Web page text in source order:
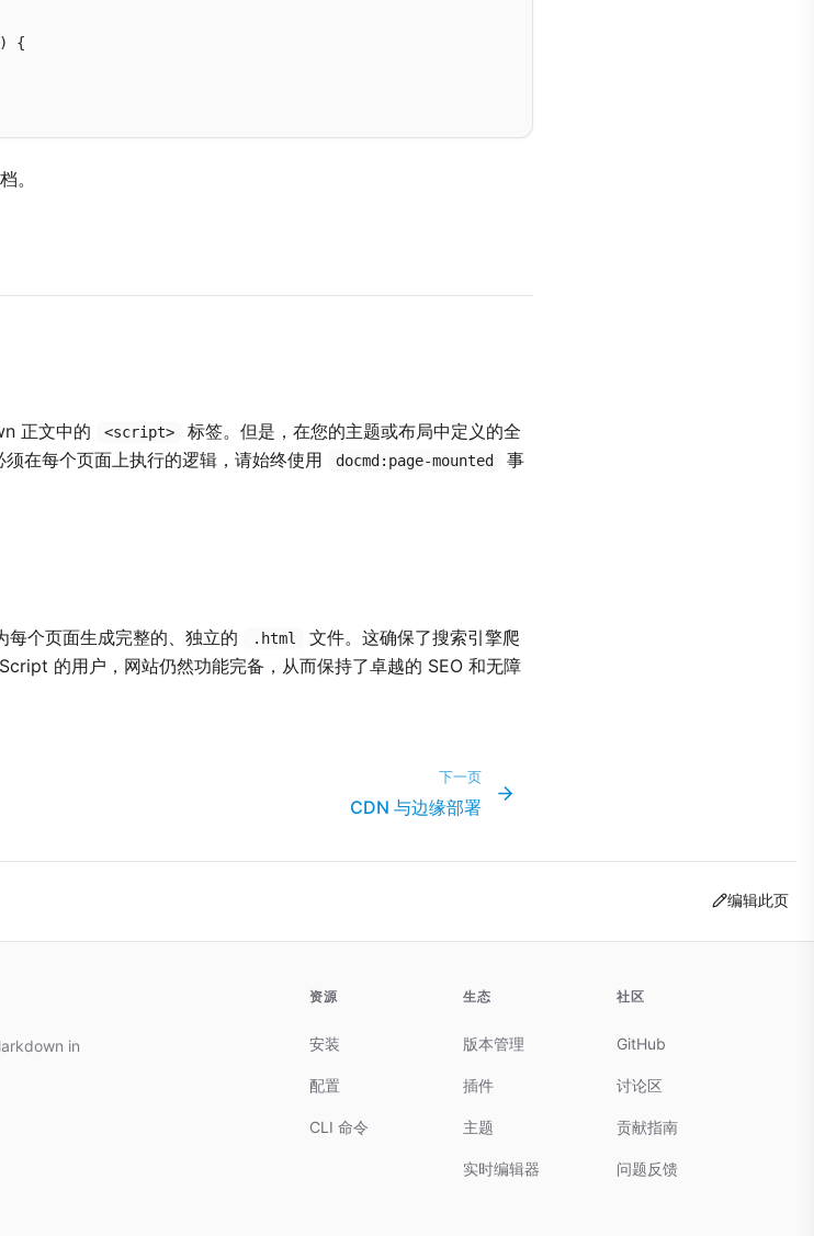
{
。
正文中的 <script>
标签。但是，在您的主题或布局中定义的全
在每个页面上执行的逻辑，请始终使用
docmd:page-mounted
事
每个页面生成完整的、独立的 .html
文件。这确保了搜索引擎爬
的用户，网站仍然功能完备，从而保持了卓越的 SEO 和无障
下一页
CDN 与边缘部署
编辑此页
in
资源
安装
配置
CLI 命令
生态
版本管理
插件
主题
实时编辑器
社区
GitHub
讨论区
贡献指南
问题反馈